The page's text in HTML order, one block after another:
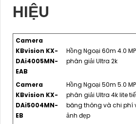
HIỆU
Camera
KBvision KX-
DAi4005MN-
EAB
Hồng Ngoại 60m 4.0
phân giải Ultra 2k
Camera
KBvision KX-
DAi5004MN-
EB
Hồng Ngoại 50m 5.0
phân giải Ultra 4k lite
băng thông và chi phí
ảnh đẹp